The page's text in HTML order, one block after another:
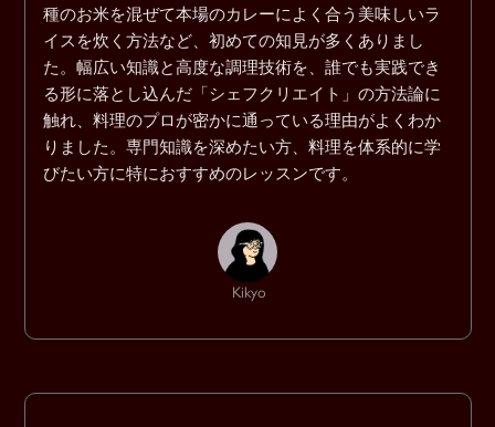
種のお米を混ぜて本場のカレーによく合う美味しいラ
イスを炊く方法など、初めての知見が多くありまし
た。幅広い知識と高度な調理技術を、誰でも実践でき
る形に落とし込んだ「シェフクリエイト」の方法論に
触れ、料理のプロが密かに通っている理由がよくわか
りました。専門知識を深めたい方、料理を体系的に学
びたい方に特におすすめのレッスンです。
Kikyo